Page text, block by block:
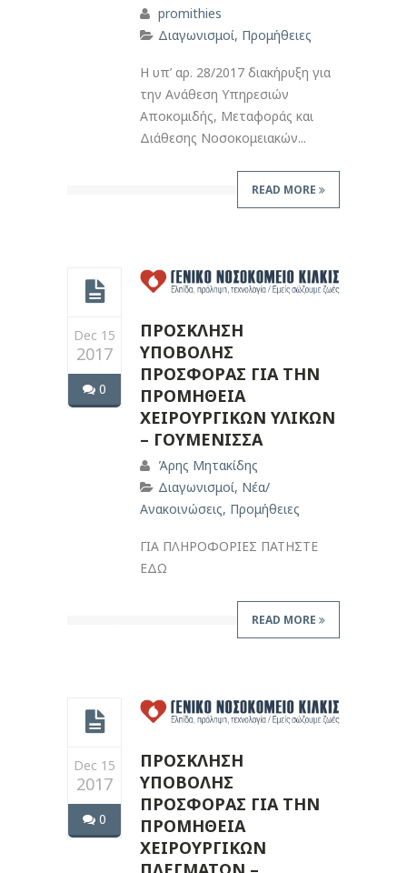
promithies
Διαγωνισμοί, Προμήθειες
Η υπ’ αρ. 28/2017 διακήρυξη για
την Ανάθεση Υπηρεσιών
Αποκομιδής, Μεταφοράς και
Διάθεσης Νοσοκομειακών...
READ MORE
Dec 15
2017
0
ΠΡΟΣΚΛΗΣΗ
ΥΠΟΒΟΛΗΣ
ΠΡΟΣΦΟΡΑΣ ΓΙΑ ΤΗΝ
ΠΡΟΜΗΘΕΙΑ
ΧΕΙΡΟΥΡΓΙΚΩΝ ΥΛΙΚΩΝ
– ΓΟΥΜΕΝΙΣΣΑ
Άρης Μητακίδης
Διαγωνισμοί, Νέα/
Ανακοινώσεις, Προμήθειες
ΓΙΑ ΠΛΗΡΟΦΟΡΙΕΣ ΠΑΤΗΣΤΕ
ΕΔΩ
READ MORE
Dec 15
2017
0
ΠΡΟΣΚΛΗΣΗ
ΥΠΟΒΟΛΗΣ
ΠΡΟΣΦΟΡΑΣ ΓΙΑ ΤΗΝ
ΠΡΟΜΗΘΕΙΑ
ΧΕΙΡΟΥΡΓΙΚΩΝ